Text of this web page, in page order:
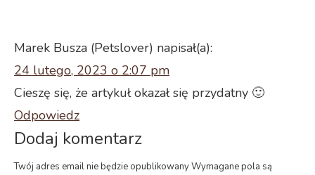
Marek Busza (Petslover) napisał(a):
24 lutego, 2023 o 2:07 pm
Cieszę się, że artykuł okazał się przydatny 🙂
Odpowiedz
Dodaj komentarz
Twój adres email nie będzie opublikowany Wymagane pola są